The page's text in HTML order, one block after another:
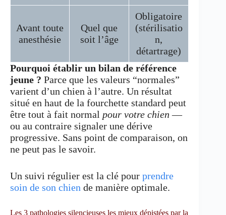
Avant toute
anesthésie
Quel que
soit l’âge
Obligatoire
(stérilisatio
n,
détartrage)
Pourquoi établir un bilan de référence
jeune ? Parce que les valeurs “normales”
varient d’un chien à l’autre. Un résultat
situé en haut de la fourchette standard peut
être tout à fait normal pour votre chien —
ou au contraire signaler une dérive
progressive. Sans point de comparaison, on
ne peut pas le savoir.
Un suivi régulier est la clé pour prendre
soin de son chien de manière optimale.
Les 3 pathologies silencieuses les mieux dépistées par la